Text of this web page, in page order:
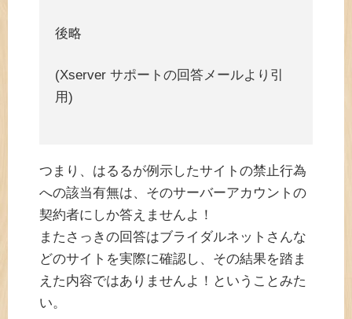
後略
(Xserver サポートの回答メールより引
用)
つまり、はるるが例示したサイトの禁止行為
への該当有無は、そのサーバーアカウントの
契約者にしか答えませんよ！
またさっきの回答はブライダルネットさんな
どのサイトを実際に確認し、その結果を踏ま
えた内容ではありませんよ！ということみた
い。